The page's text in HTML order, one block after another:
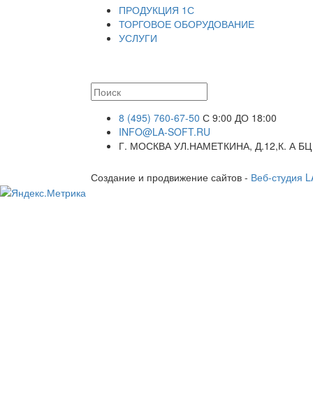
ПРОДУКЦИЯ 1С
ТОРГОВОЕ ОБОРУДОВАНИЕ
УСЛУГИ
8 (495) 760-67-50 С 9:00 ДО 18:00
INFO@LA-SOFT.RU
Г. МОСКВА УЛ.НАМЕТКИНА, Д.12,К. А
Создание и продвижение сайтов - Веб-студия